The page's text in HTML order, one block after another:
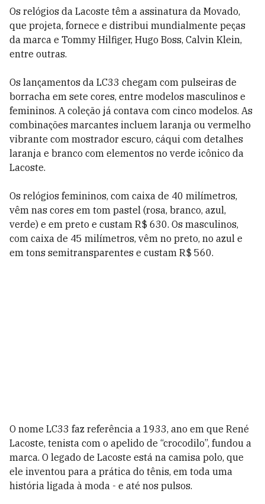
Os relógios da Lacoste têm a assinatura da Movado,
que projeta, fornece e distribui mundialmente peças
da marca e Tommy Hilfiger, Hugo Boss, Calvin Klein,
entre outras.
Os lançamentos da LC33 chegam com pulseiras de
borracha em sete cores, entre modelos masculinos e
femininos. A coleção já contava com cinco modelos. As
combinações marcantes incluem laranja ou vermelho
vibrante com mostrador escuro, cáqui com detalhes
laranja e branco com elementos no verde icônico da
Lacoste.
Os relógios femininos, com caixa de 40 milímetros,
vêm nas cores em tom pastel (rosa, branco, azul,
verde) e em preto e custam R$ 630. Os masculinos,
com caixa de 45 milímetros, vêm no preto, no azul e
em tons semitransparentes e custam R$ 560.
O nome LC33 faz referência a 1933, ano em que René
Lacoste, tenista com o apelido de “crocodilo”, fundou a
marca. O legado de Lacoste está na camisa polo, que
ele inventou para a prática do tênis, em toda uma
história ligada à moda - e até nos pulsos.